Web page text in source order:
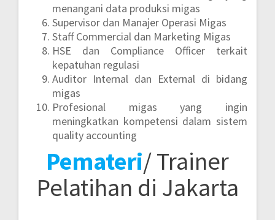
menangani data produksi migas
Supervisor dan Manajer Operasi Migas
Staff Commercial dan Marketing Migas
HSE dan Compliance Officer terkait
kepatuhan regulasi
Auditor Internal dan External di bidang
migas
Profesional migas yang ingin
meningkatkan kompetensi dalam sistem
quality accounting
Pemateri/ Trainer
Pelatihan di Jakarta